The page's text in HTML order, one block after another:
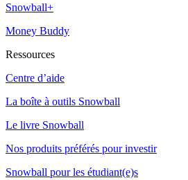
Snowball+
Money Buddy
Ressources
Centre d’aide
La boîte à outils Snowball
Le livre Snowball
Nos produits préférés pour investir
Snowball pour les étudiant(e)s